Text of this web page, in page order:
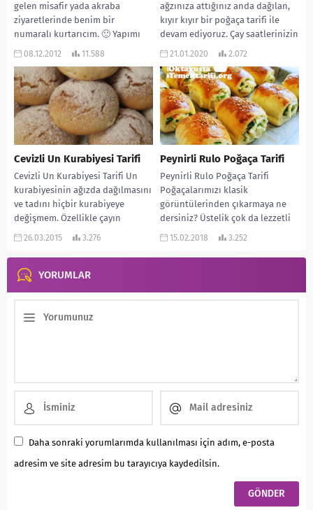
gelen misafir yada akraba
ziyaretlerinde benim bir
numaralı kurtarıcım. 🙂 Yapımı
çok pratik. Lezzeti ise...
08.12.2012 11.588
ağzınıza attığınız anda dağılan,
kıyır kıyır bir poğaça tarifi ile
devam ediyoruz. Çay saatlerinizin
yeni gözdesi olmaya...
21.01.2020 2.072
Cevizli Un Kurabiyesi Tarifi
Cevizli Un Kurabiyesi Tarifi Un
kurabiyesinin ağızda dağılmasını
ve tadını hiçbir kurabiyeye
değişmem. Özellikle çayın
yanında mükemmel olur. Peki
26.03.2015 3.276
Peynirli Rulo Poğaça Tarifi
Peynirli Rulo Poğaça Tarifi
Poğaçalarımızı klasik
görüntülerinden çıkarmaya ne
dersiniz? Üstelik çok da lezzetli
bir şekilde… Gelin poğaçalarımızı
15.02.2018 3.252
YORUMLAR
Daha sonraki yorumlarımda kullanılması için adım, e-posta
adresim ve site adresim bu tarayıcıya kaydedilsin.